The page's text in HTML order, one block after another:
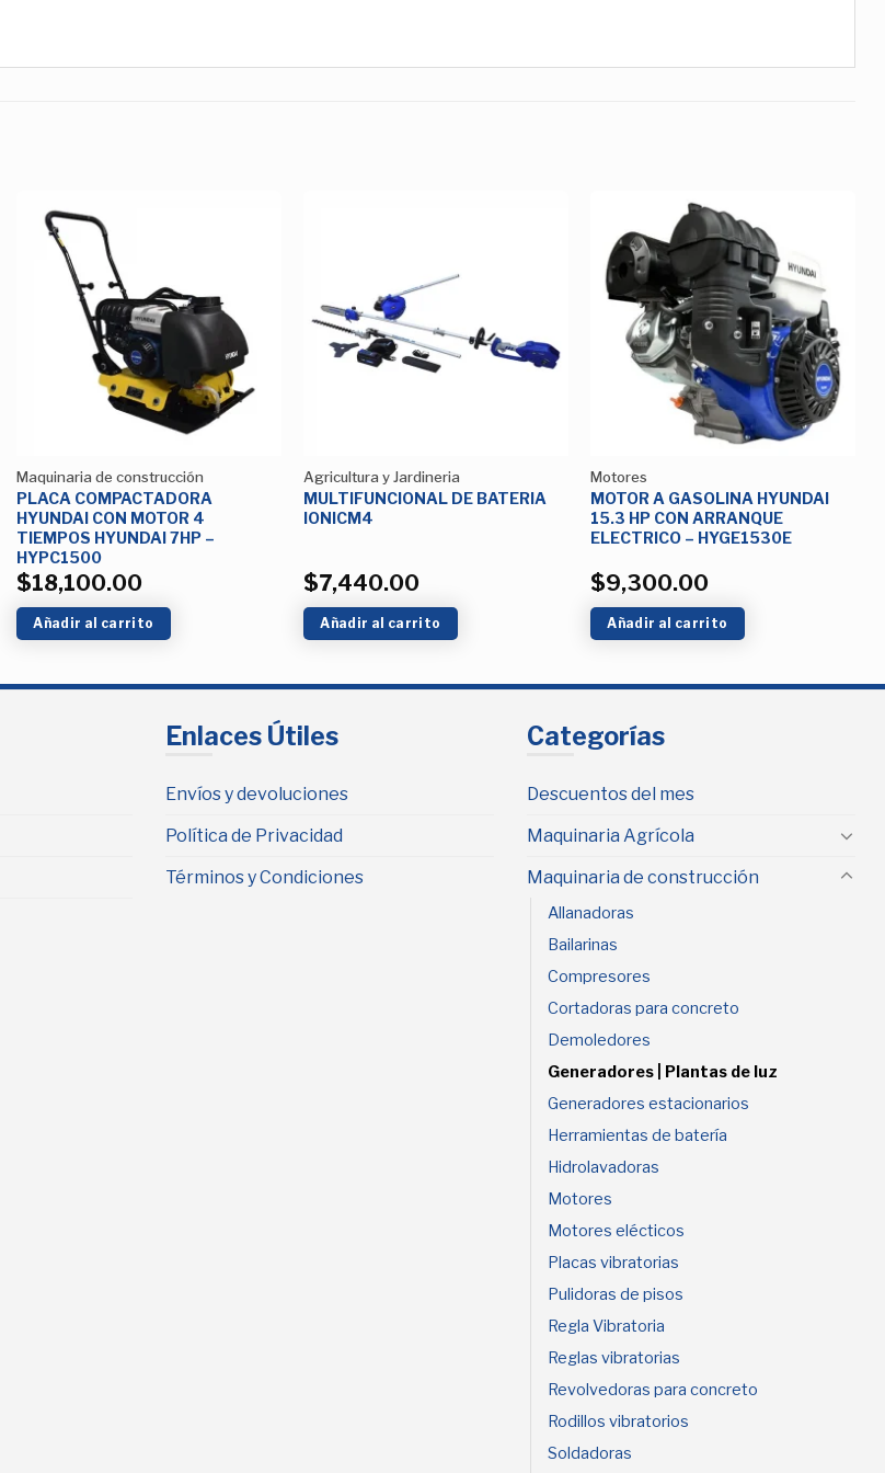
Lista de
deseos
Maquinaria de construcción
PLACA COMPACTADORA
HYUNDAI CON MOTOR 4
TIEMPOS HYUNDAI 7HP –
HYPC1500
$18,100.00
Añadir al carrito
Agricultura y Jardineria
MULTIFUNCIONAL DE BATERIA
IONICM4
$7,440.00
Añadir al carrito
Añadir
a la
Lista de
deseos
Motores
MOTOR A GASOLINA HYUNDAI
15.3 HP CON ARRANQUE
ELECTRICO – HYGE1530E
$9,300.00
Añadir al carrito
Enlaces Útiles
Envíos y devoluciones
Política de Privacidad
Términos y Condiciones
Categorías
Descuentos del mes
Maquinaria Agrícola
Maquinaria de construcción
Allanadoras
Bailarinas
Compresores
Cortadoras para concreto
Demoledores
Generadores | Plantas de luz
Generadores estacionarios
Herramientas de batería
Hidrolavadoras
Motores
Motores elécticos
Placas vibratorias
Pulidoras de pisos
Regla Vibratoria
Reglas vibratorias
Revolvedoras para concreto
Rodillos vibratorios
Soldadoras